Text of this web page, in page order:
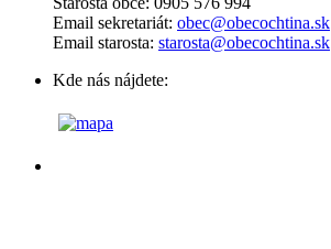
Email sekretariát: obec@obecochtina.sk
Email starosta: starosta@obecochtina.sk
Kde nás nájdete: